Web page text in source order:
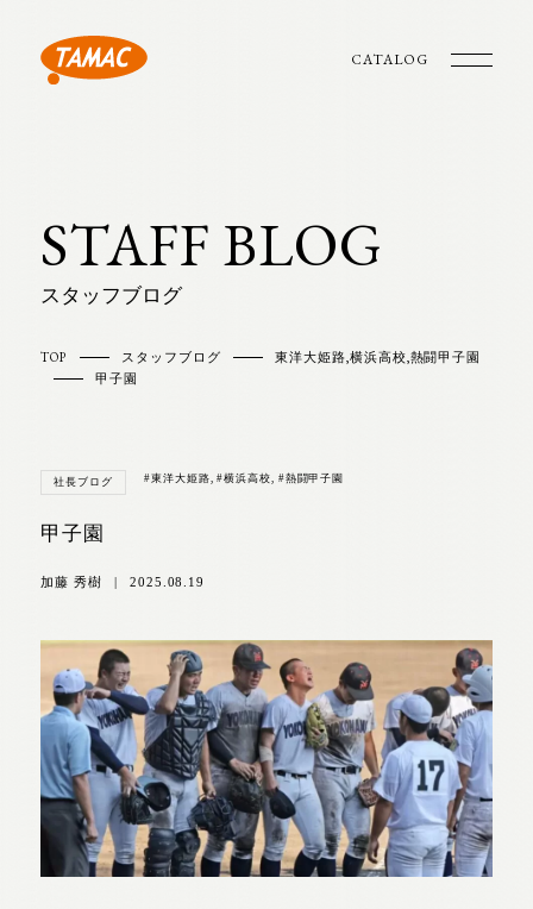
CATALOG
STAFF BLOG
スタッフブログ
TOP スタッフブログ 東洋大姫路,横浜高校,熱闘甲子園
甲子園
社長ブログ #東洋大姫路,#横浜高校, #熱闘甲子園
甲子園
加藤 秀樹 | 2025.08.19